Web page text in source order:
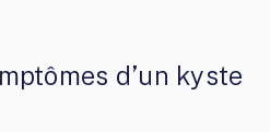
d’un kyste